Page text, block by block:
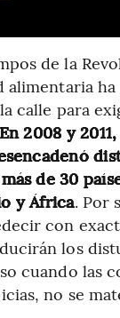
de la
alimentaria
calle para
En 2008 y
de 30
y África. Por
con
los
cuando las
no se